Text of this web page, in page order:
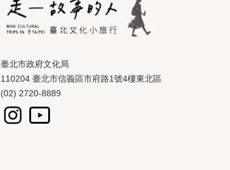
臺北市政府文化局
110204 臺北市信義區市府路1號4樓東北區
(02) 2720-8889